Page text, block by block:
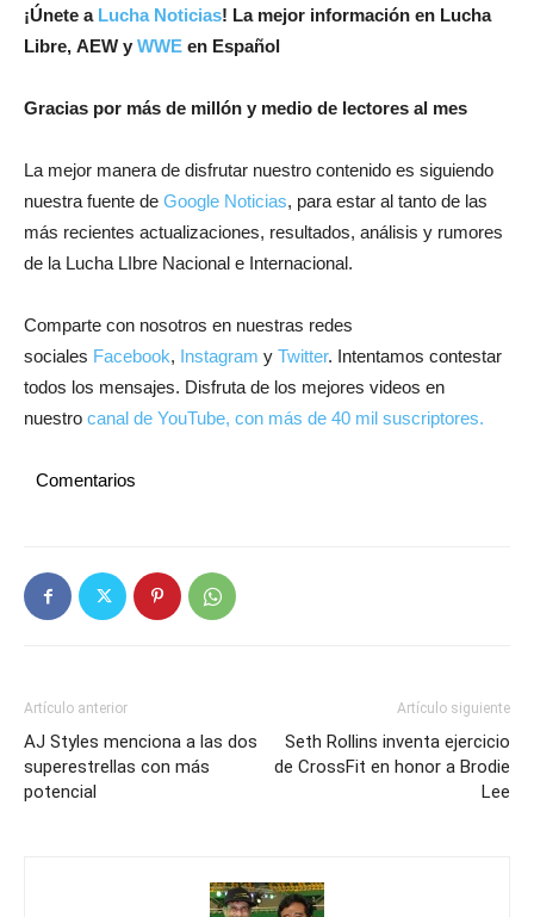
¡Únete a Lucha Noticias! La mejor información en Lucha
Libre, AEW y WWE en Español
Gracias por más de millón y medio de lectores al mes
La mejor manera de disfrutar nuestro contenido es siguiendo
nuestra fuente de Google Noticias, para estar al tanto de las
más recientes actualizaciones, resultados, análisis y rumores
de la Lucha LIbre Nacional e Internacional.
Comparte con nosotros en nuestras redes
sociales Facebook, Instagram y Twitter. Intentamos contestar
todos los mensajes. Disfruta de los mejores videos en
nuestro canal de YouTube, con más de 40 mil suscriptores.
Comentarios
Artículo anterior
AJ Styles menciona a las dos
superestrellas con más
potencial
Artículo siguiente
Seth Rollins inventa ejercicio
de CrossFit en honor a Brodie
Lee